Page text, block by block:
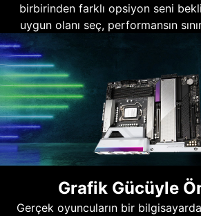
birbirinden farklı opsiyon seni
uygun olanı seç, performansın
Grafik Gücüyle
Gerçek oyuncuların bir